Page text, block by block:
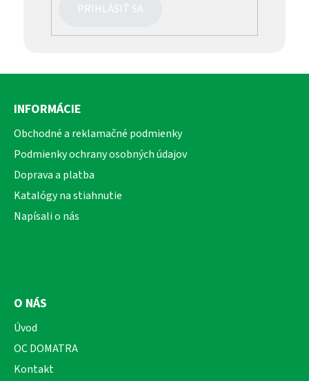
PRIHLÁSIŤ SA
Z
INFORMÁCIE
Obchodné a reklamačné podmienky
Podmienky ochrany osobných údajov
Doprava a platba
Katalógy na stiahnutie
Napísali o nás
O NÁS
Úvod
OC DOMATRA
Kontakt